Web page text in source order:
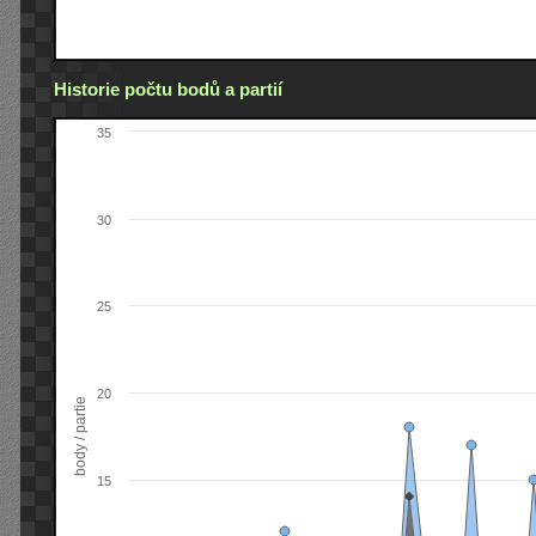
Historie počtu bodů a partií
body / partie
15
20
25
30
35